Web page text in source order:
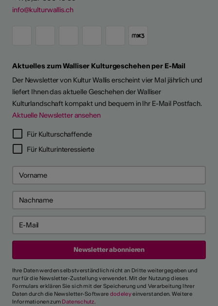
info@kulturwallis.ch
Aktuelles zum Walliser Kulturgeschehen per E-Mail
Der Newsletter von Kultur Wallis erscheint vier Mal jährlich und
liefert Ihnen das aktuelle Geschehen der Walliser
Kulturlandschaft kompakt und bequem in Ihr E-Mail Postfach.
Aktuelle Newsletter ansehen
Für Kulturschaffende
Für Kulturinteressierte
Ihre Daten werden selbstverständlich nicht an Dritte weitergegeben und
nur für die Newsletter-Zustellung verwendet. Mit der Nutzung dieses
Formulars erklären Sie sich mit der Speicherung und Verarbeitung Ihrer
Daten durch die Newsletter-Software dodeleyeinverstanden. Weitere
Informationen zum Datenschutz.